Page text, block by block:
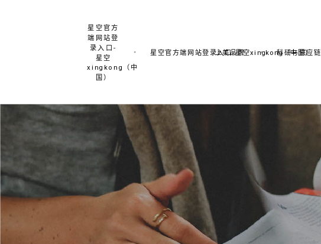
星空官方
端网站登
录入口-
星空
xingkong（中
国）
星空官方端网站登录入口-星空xingkong（中国）
上美品牌 科研与供应链